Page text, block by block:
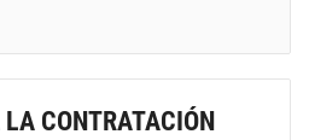
CONTRATACIÓN